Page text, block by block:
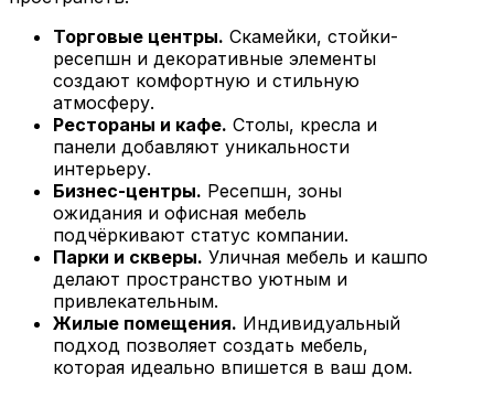
Торговые центры. Скамейки, стойки-
ресепшн и декоративные элементы
создают комфортную и стильную
атмосферу.
Рестораны и кафе. Столы, кресла и
панели добавляют уникальности
интерьеру.
Бизнес-центры. Ресепшн, зоны
ожидания и офисная мебель
подчёркивают статус компании.
Парки и скверы. Уличная мебель и кашпо
делают пространство уютным и
привлекательным.
Жилые помещения. Индивидуальный
подход позволяет создать мебель,
которая идеально впишется в ваш дом.